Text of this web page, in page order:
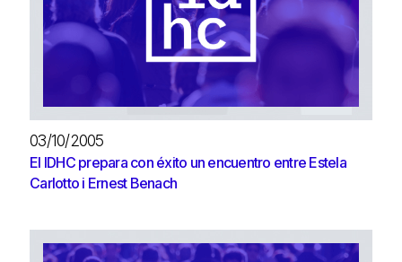
03/10/2005
El IDHC prepara con éxito un encuentro entre Estela
Carlotto i Ernest Benach